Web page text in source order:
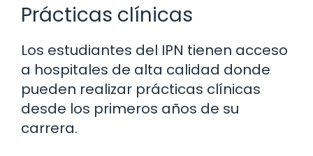
Prácticas clínicas
Los estudiantes del IPN tienen acceso
a hospitales de alta calidad donde
pueden realizar prácticas clínicas
desde los primeros años de su
carrera.